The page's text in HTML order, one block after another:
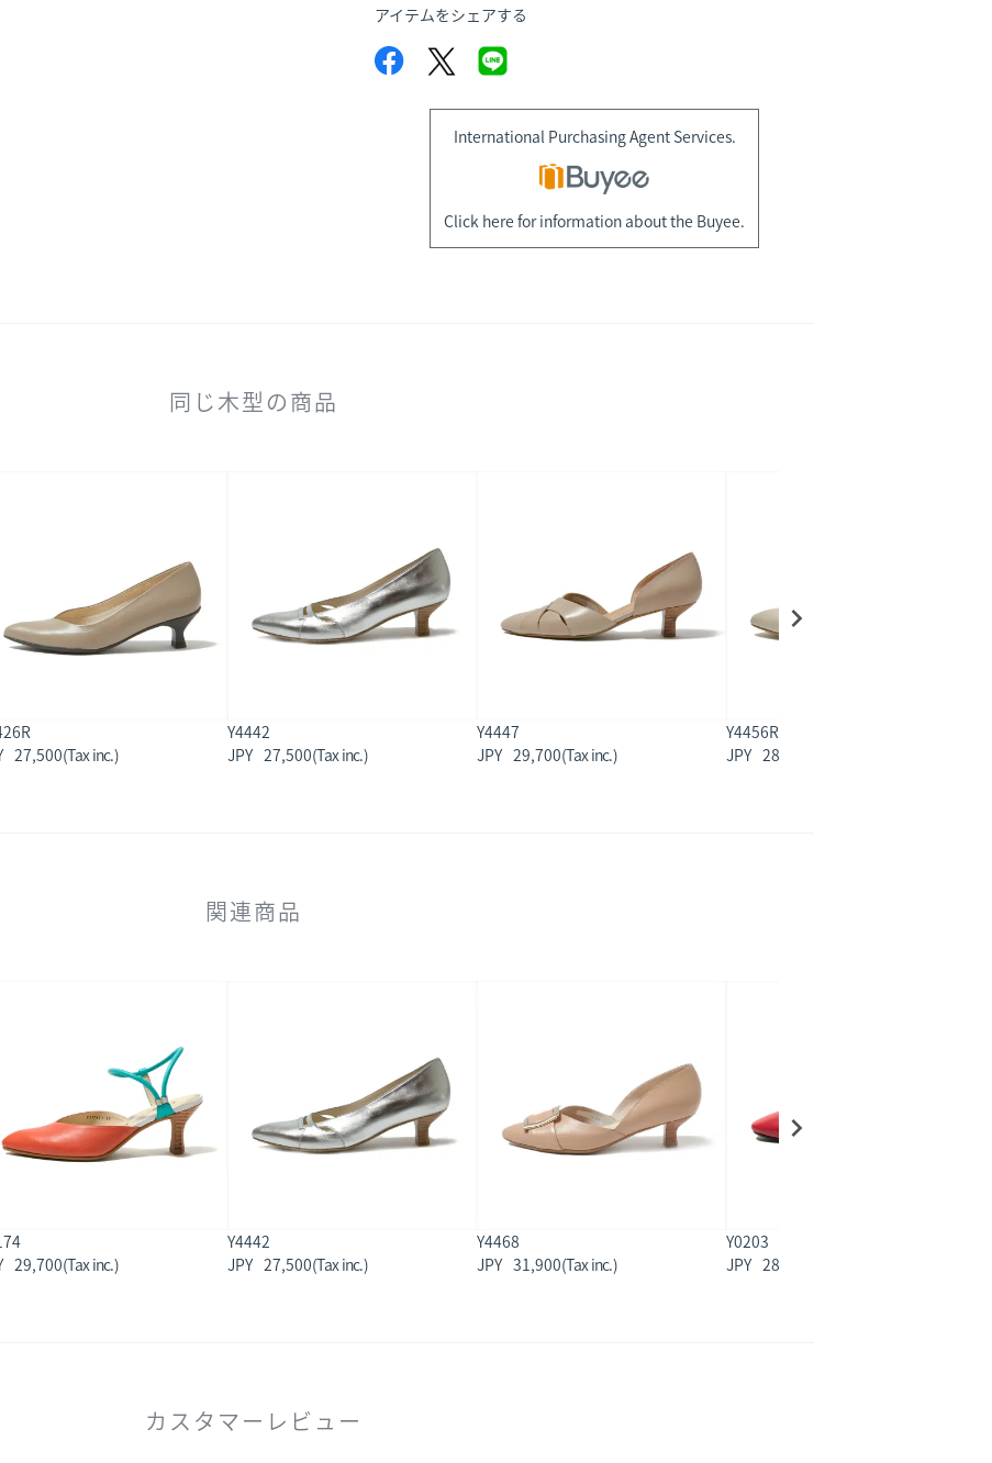
アイテムをシェアする
International Purchasing Agent Services.
Click here for information about the Buyee.
同じ木型の商品
27,500
Y4442
27,500
Y4447
29,700
Y4456R
28,600
関連商品
29,700
Y4442
27,500
Y4468
31,900
Y0203
28,600
カスタマーレビュー